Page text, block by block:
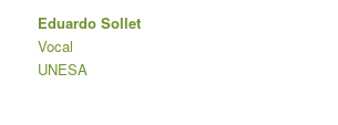
Eduardo Sollet
Vocal
UNESA